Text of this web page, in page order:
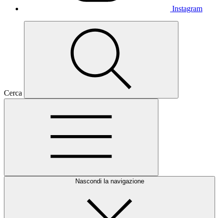
Instagram
Cerca
Nascondi la navigazione